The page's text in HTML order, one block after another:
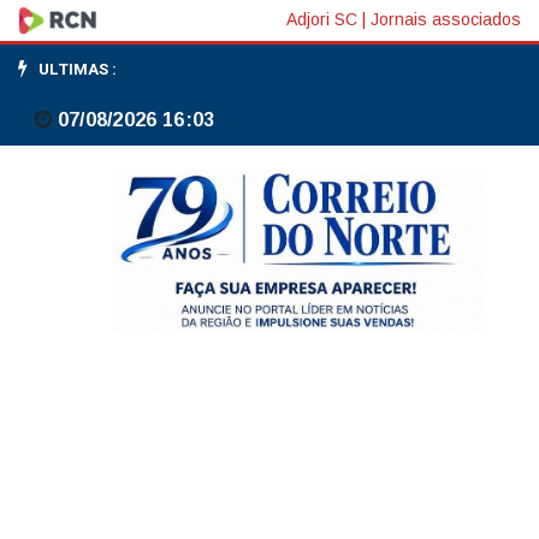
Ibovespa
sobe
1,77%,
Adjori SC Jornais associados
ULTIMAS :
07/08/2026 16:03